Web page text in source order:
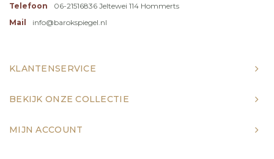
Telefoon
06-21516836 Jeltewei 114 Hommerts
Mail
info@barokspiegel.nl
KLANTENSERVICE
BEKIJK ONZE COLLECTIE
MIJN ACCOUNT